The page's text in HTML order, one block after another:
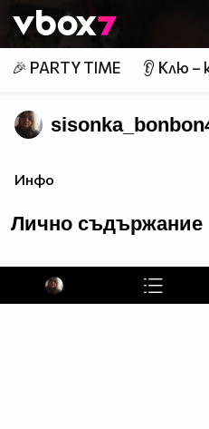
👾
🎉 PARTY TIME 👂 Клю –
Инфо
Лично съдържание